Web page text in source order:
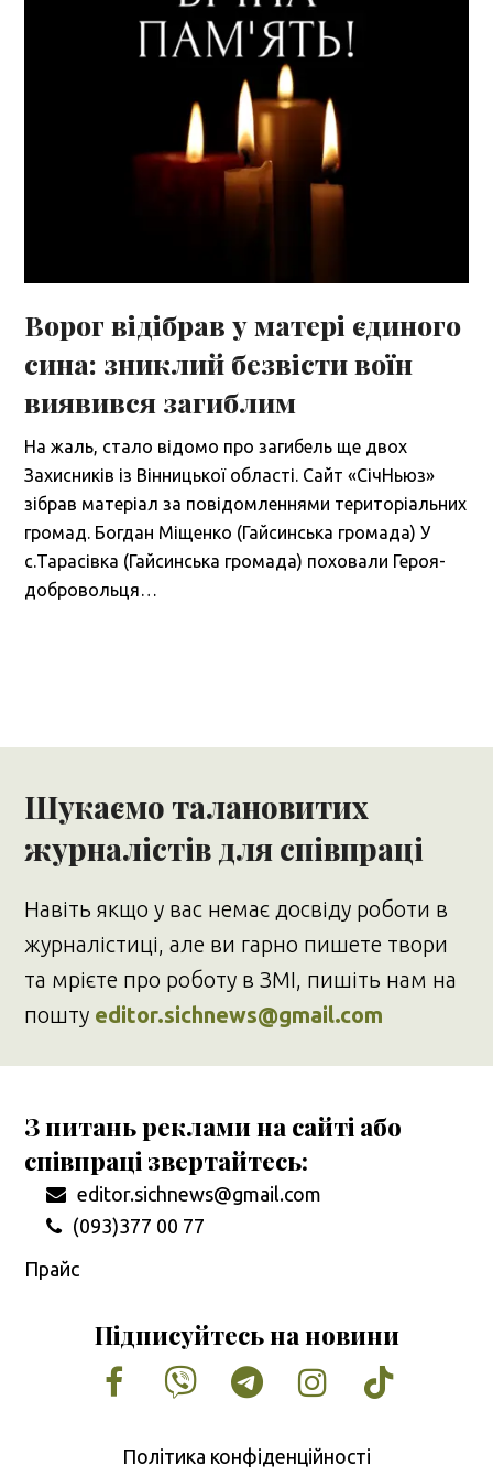
Ворог відібрав у матері єдиного
сина: зниклий безвісти воїн
виявився загиблим
На жаль, стало відомо про загибель ще двох
Захисників із Вінницької області. Сайт «СічНьюз»
зібрав матеріал за повідомленнями територіальних
громад. Богдан Міщенко (Гайсинська громада) У
с.Тарасівка (Гайсинська громада) поховали Героя-
добровольця…
Шукаємо талановитих
журналістів для співпраці
Навіть якщо у вас немає досвіду роботи в
журналістиці, але ви гарно пишете твори
та мрієте про роботу в ЗМІ, пишіть нам на
пошту editor.sichnews@gmail.com
З питань реклами на сайті або
співпраці звертайтесь:
editor.sichnews@gmail.com
(093)377 00 77
Прайс
Підписуйтесь на новини
Facebook
VimeoTumblrInstagram
Tiktok
Політика конфіденційності